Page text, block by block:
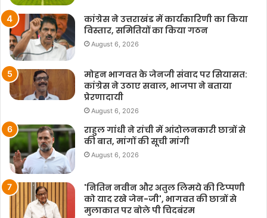
कांग्रेस ने उत्तराखंड में कार्यकारिणी का किया
विस्तार, समितियों का किया गठन
August 6, 2026
मोहन भागवत के जेनजी संवाद पर सियासत:
कांग्रेस ने उठाए सवाल, भाजपा ने बताया
प्रेरणादायी
August 6, 2026
राहुल गांधी ने रांची में आंदोलनकारी छात्रों से
की बात, मांगों की सूची मांगी
August 6, 2026
'नितिन नवीन और अतुल लिमये की टिप्पणी
को याद रखे जेन-जी', भागवत की छात्रों से
मुलाकात पर बोले पी चिदबंरम